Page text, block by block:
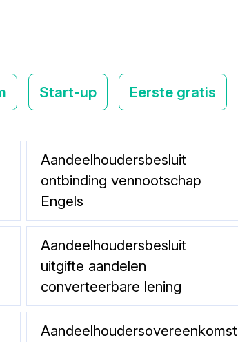
Start-up Eerste gratis
Aandeelhoudersbesluit
ontbinding vennootschap
Engels
Aandeelhoudersbesluit
uitgifte aandelen
converteerbare lening
Aandeelhoudersovereenkomst